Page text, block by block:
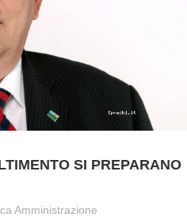
SI PREPARANO
Amministrazione